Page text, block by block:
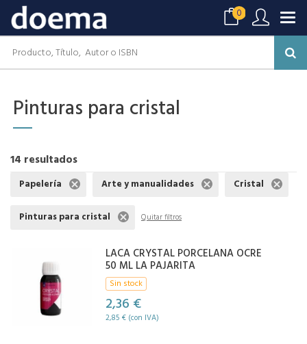
0
Pinturas para cristal
14 resultados
Papelería Arte y manualidades Cristal
Pinturas para cristal Quitar filtros
LACA CRYSTAL PORCELANA OCRE
50 ML LA PAJARITA
Sin stock
2,36 €
2,85 € (con IVA)